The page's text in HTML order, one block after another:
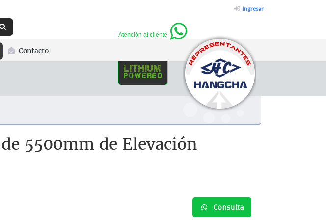
Ingresar
Contacto
lithium
powered
Atención al cliente
5500mm de Elevación
Consulta